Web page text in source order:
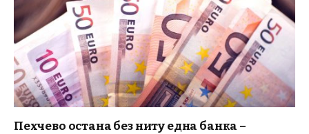
Пехчево остана без ниту една банка –